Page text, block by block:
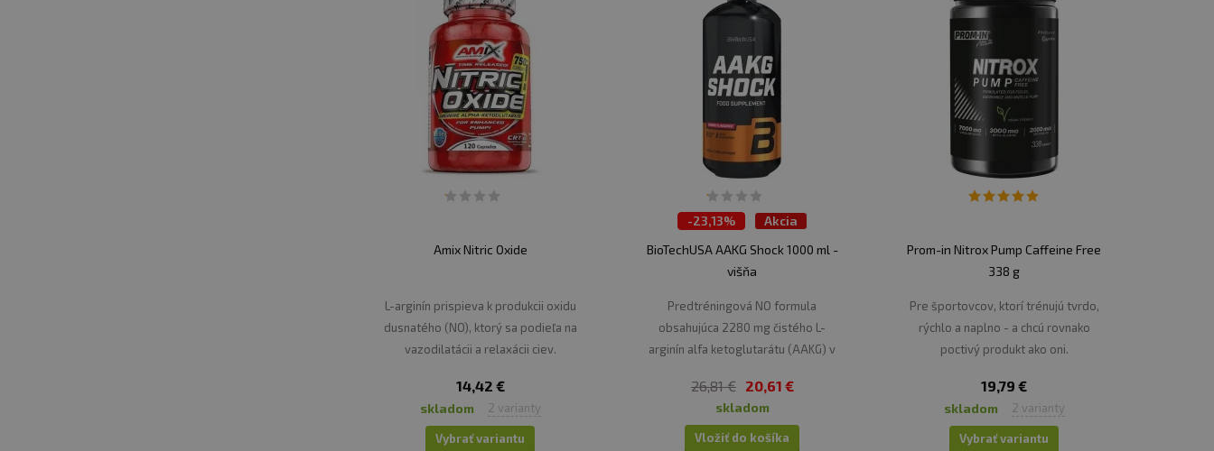
Amix Nitric Oxide
L-arginín prispieva k produkcii oxidu
dusnatého (NO), ktorý sa podieľa na
vazodilatácii a relaxácii ciev.
14,42 €
skladom 2 varianty
Vybrať variantu
-23,13%
Akcia
BioTechUSA AAKG Shock 1000 ml -
višňa
Predtréningová NO formula
obsahujúca 2280 mg čistého L-
arginín alfa ketoglutarátu (AAKG) v
26,81 € 20,61 €
skladom
Vložiť do košíka
Prom-in Nitrox Pump Caffeine Free
338 g
Pre športovcov, ktorí trénujú tvrdo,
rýchlo a naplno - a chcú rovnako
poctivý produkt ako oni.
19,79 €
skladom 2 varianty
Vybrať variantu